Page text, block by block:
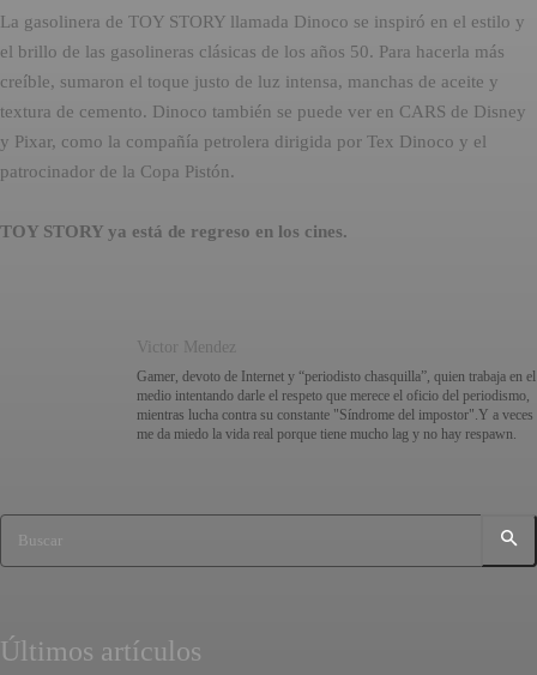
La gasolinera de TOY STORY llamada Dinoco se inspiró en el estilo y
el brillo de las gasolineras clásicas de los años 50. Para hacerla más
creíble, sumaron el toque justo de luz intensa, manchas de aceite y
textura de cemento. Dinoco también se puede ver en CARS de Disney
y Pixar, como la compañía petrolera dirigida por Tex Dinoco y el
patrocinador de la Copa Pistón.
TOY STORY ya está de regreso en los cines.
Victor Mendez
Gamer, devoto de Internet y “periodisto chasquilla”, quien trabaja en el
medio intentando darle el respeto que merece el oficio del periodismo,
mientras lucha contra su constante "Síndrome del impostor".Y a veces
me da miedo la vida real porque tiene mucho lag y no hay respawn.
Buscar
Últimos artículos